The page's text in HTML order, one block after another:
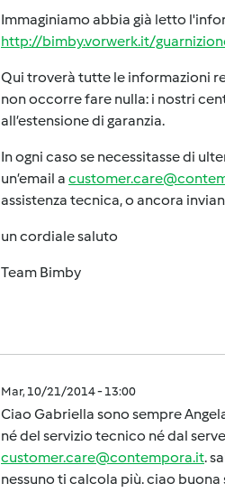
Immaginiamo abbia già letto
http://bimby.vorwerk.it/
Qui troverà tutte le informazioni
non occorre fare nulla: i nostri
all’estensione di garanzia.
In ogni caso se necessitasse di
un’email a
assistenza tecnica, o ancora
un cordiale saluto
Team Bimby
Mar, 10/21/2014 - 13:00
Ciao Gabriella sono sempre
né del servizio tecnico né dal
customer.care@contempora.it.
nessuno ti calcola più. ciao buona